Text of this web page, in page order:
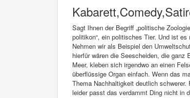
Sagt Ihnen der Begriff „politische
politikon“, ein politisches Tier. Und ist
Nehmen wir als Beispiel den
hierfür wären die Seescheiden, die
Meer, kleben sich irgendwo an einen
überflüssige Organ einfach. Wenn das
Thema Nachhaltigkeit deutlich
leider passt das verdammt Ding nicht in